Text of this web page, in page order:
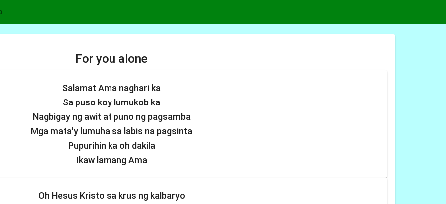
For you alone
Salamat Ama naghari ka
Sa puso koy lumukob ka
Nagbigay ng awit at puno ng pagsamba
Mga mata'y lumuha sa labis na pagsinta
Pupurihin ka oh dakila
Ikaw lamang Ama
Oh Hesus Kristo sa krus ng kalbaryo